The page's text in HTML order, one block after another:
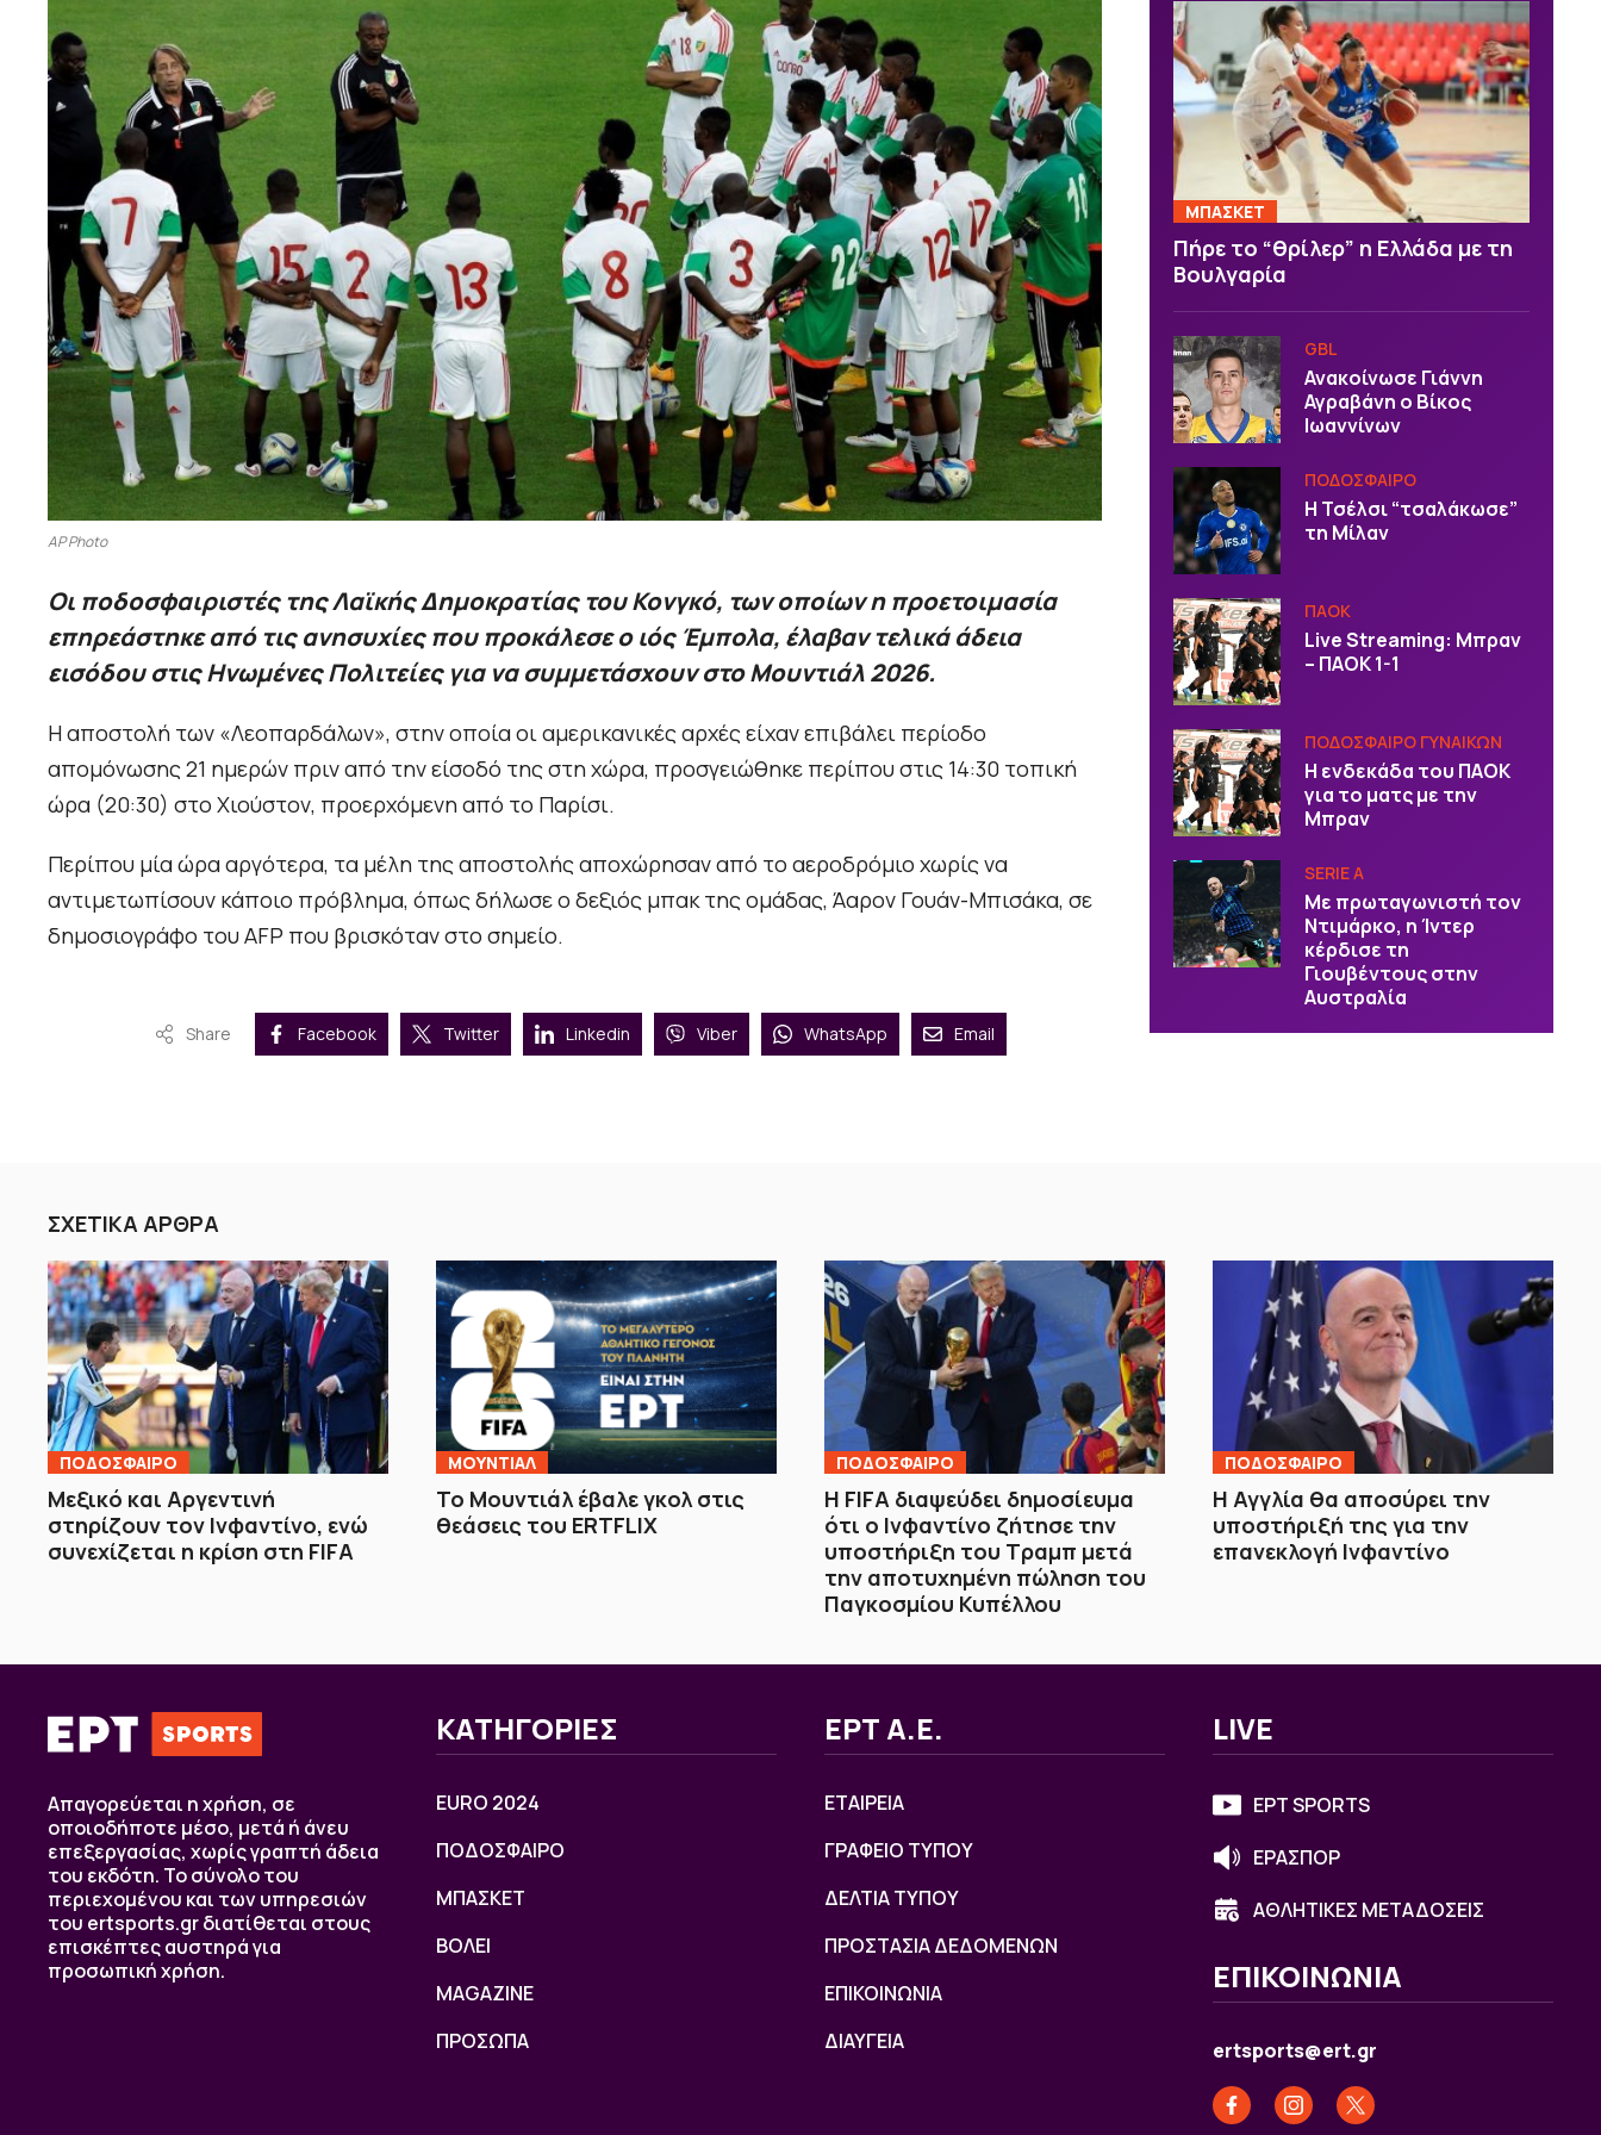
AP Photo
Οι ποδοσφαιριστές της Λαϊκής Δημοκρατίας του Κονγκό, των οποίων η προετοιμασία
επηρεάστηκε από τις ανησυχίες που προκάλεσε ο ιός Έμπολα, έλαβαν τελικά άδεια
εισόδου στις Ηνωμένες Πολιτείες για να συμμετάσχουν στο Μουντιάλ 2026.
Η αποστολή των «Λεοπαρδάλων», στην οποία οι αμερικανικές αρχές είχαν επιβάλει περίοδο
απομόνωσης 21 ημερών πριν από την είσοδό της στη χώρα, προσγειώθηκε περίπου στις 14:30 τοπική
ώρα (20:30) στο Χιούστον, προερχόμενη από το Παρίσι.
Περίπου μία ώρα αργότερα, τα μέλη της αποστολής αποχώρησαν από το αεροδρόμιο χωρίς να
αντιμετωπίσουν κάποιο πρόβλημα, όπως δήλωσε ο δεξιός μπακ της ομάδας, Άαρον Γουάν-Μπισάκα, σε
δημοσιογράφο του AFP που βρισκόταν στο σημείο.
Share Facebook Twitter Linkedin Viber WhatsApp Email
ΜΠΑΣΚΕΤ
Πήρε το “θρίλερ” η Ελλάδα με τη
Βουλγαρία
GBL
Ανακοίνωσε Γιάννη
Αγραβάνη ο Βίκος
Ιωαννίνων
ΠΟΔΟΣΦΑΙΡΟ
Η Τσέλσι “τσαλάκωσε”
τη Μίλαν
ΠΑΟΚ
Live Streaming: Μπραν
– ΠΑΟΚ 1-1
ΠΟΔΟΣΦΑΙΡΟ ΓΥΝΑΙΚΩΝ
Η ενδεκάδα του ΠΑΟΚ
για το ματς με την
Μπραν
SERIE A
Με πρωταγωνιστή τον
Ντιμάρκο, η Ίντερ
κέρδισε τη
Γιουβέντους στην
Αυστραλία
ΣΧΕΤΙΚΑ ΑΡΘΡΑ
ΠΟΔΟΣΦΑΙΡΟ
Μεξικό και Αργεντινή
στηρίζουν τον Ινφαντίνο, ενώ
συνεχίζεται η κρίση στη FIFA
ΜΟΥΝΤΙΑΛ
Το Μουντιάλ έβαλε γκολ στις
θεάσεις του ERTFLIX
ΠΟΔΟΣΦΑΙΡΟ
Η FIFA διαψεύδει δημοσίευμα
ότι ο Ινφαντίνο ζήτησε την
υποστήριξη του Τραμπ μετά
την αποτυχημένη πώληση του
Παγκοσμίου Κυπέλλου
ΠΟΔΟΣΦΑΙΡΟ
H Αγγλία θα αποσύρει την
υποστήριξή της για την
επανεκλογή Ινφαντίνο
Απαγορεύεται η χρήση, σε
οποιοδήποτε μέσο, μετά ή άνευ
επεξεργασίας, χωρίς γραπτή άδεια
του εκδότη. Το σύνολο του
περιεχομένου και των υπηρεσιών
του ertsports.gr διατίθεται στους
επισκέπτες αυστηρά για
προσωπική χρήση.
ΚΑΤΗΓΟΡΙΕΣ
EURO 2024
ΠΟΔΟΣΦΑΙΡΟ
ΜΠΑΣΚΕΤ
ΒOΛΕΙ
MAGAZINE
ΠΡΟΣΩΠΑ
ΕΡΤ Α.Ε.
ΕΤΑΙΡΕΙΑ
ΓΡΑΦΕΙΟ ΤΥΠΟΥ
ΔΕΛΤΙΑ ΤΥΠΟΥ
ΠΡΟΣΤΑΣΙΑ ΔΕΔΟΜΕΝΩΝ
ΕΠΙΚΟΙΝΩΝΙΑ
ΔΙΑΥΓΕΙΑ
LIVE
ΕΡΤ SPORTS
ΕΡΑΣΠΟΡ
ΑΘΛΗΤΙΚΕΣ ΜΕΤΑΔΟΣΕΙΣ
ΕΠΙΚΟΙΝΩΝΙΑ
ertsports@ert.gr